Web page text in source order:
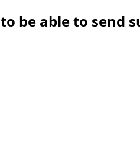
to be able to send